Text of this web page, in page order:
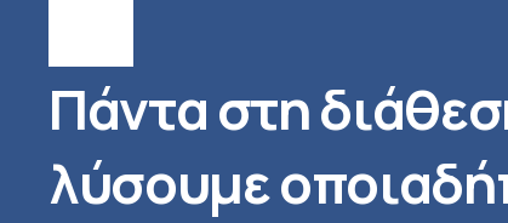
Πάντα στη
λύσουμε